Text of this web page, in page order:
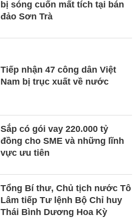
bị sóng cuốn mất tích tại bán
đảo Sơn Trà
Tiếp nhận 47 công dân Việt
Nam bị trục xuất về nước
Sắp có gói vay 220.000 tỷ
đồng cho SME và những lĩnh
vực ưu tiên
Tổng Bí thư, Chủ tịch nước Tô
Lâm tiếp Tư lệnh Bộ Chỉ huy
Thái Bình Dương Hoa Kỳ